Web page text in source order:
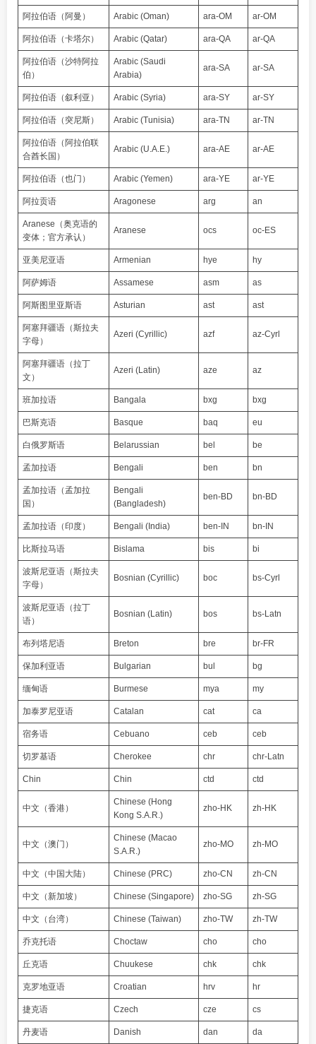
阿拉伯语（阿曼） Arabic (Oman) ara-OM ar-OM
阿拉伯语（卡塔尔） Arabic (Qatar) ara-QA ar-QA
阿拉伯语（沙特阿拉
伯）
Arabic (Saudi
Arabia)
ara-SA ar-SA
阿拉伯语（叙利亚） Arabic (Syria) ara-SY ar-SY
阿拉伯语（突尼斯） Arabic (Tunisia) ara-TN ar-TN
阿拉伯语（阿拉伯联
合酋长国）
Arabic (U.A.E.) ara-AE ar-AE
阿拉伯语（也门） Arabic (Yemen) ara-YE ar-YE
阿拉贡语 Aragonese arg an
Aranese（奥克语的
变体；官方承认）
Aranese ocs oc-ES
亚美尼亚语 Armenian hye hy
阿萨姆语 Assamese asm as
阿斯图里亚斯语 Asturian ast ast
阿塞拜疆语（斯拉夫
字母）
Azeri (Cyrillic) azf az-Cyrl
阿塞拜疆语（拉丁
文）
Azeri (Latin) aze az
班加拉语 Bangala bxg bxg
巴斯克语 Basque baq eu
白俄罗斯语 Belarussian bel be
孟加拉语 Bengali ben bn
孟加拉语（孟加拉
国）
Bengali
(Bangladesh)
ben-BD bn-BD
孟加拉语（印度） Bengali (India) ben-IN bn-IN
比斯拉马语 Bislama bis bi
波斯尼亚语（斯拉夫
字母）
Bosnian (Cyrillic) boc bs-Cyrl
波斯尼亚语（拉丁
语）
Bosnian (Latin) bos bs-Latn
布列塔尼语 Breton bre br-FR
保加利亚语 Bulgarian bul bg
缅甸语 Burmese mya my
加泰罗尼亚语 Catalan cat ca
宿务语 Cebuano ceb ceb
切罗基语 Cherokee chr chr-Latn
Chin Chin ctd ctd
中文（香港）
Chinese (Hong
Kong S.A.R.)
zho-HK zh-HK
中文（澳门）
Chinese (Macao
S.A.R.)
zho-MO zh-MO
中文（中国大陆） Chinese (PRC) zho-CN zh-CN
中文（新加坡） Chinese (Singapore) zho-SG zh-SG
中文（台湾） Chinese (Taiwan) zho-TW zh-TW
乔克托语 Choctaw cho cho
丘克语 Chuukese chk chk
克罗地亚语 Croatian hrv hr
捷克语 Czech cze cs
丹麦语 Danish dan da